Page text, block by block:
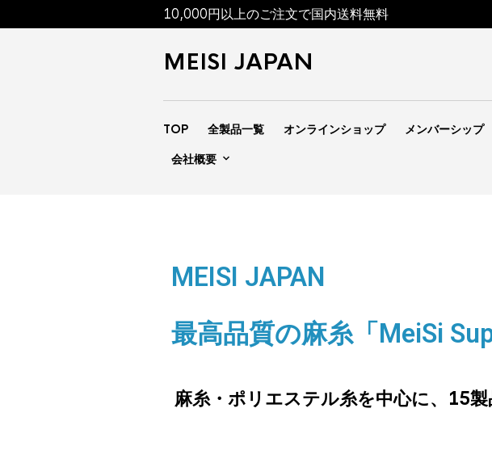
10,000円以上のご注文で国内送料無料
MEISI JAPAN
TOP 全製品一覧 オンラインショップ メンバーシップ
会社概要
MEISI JAPAN
最高品質の麻糸「MeiSi
麻糸・ポリエステル糸を中心に、15